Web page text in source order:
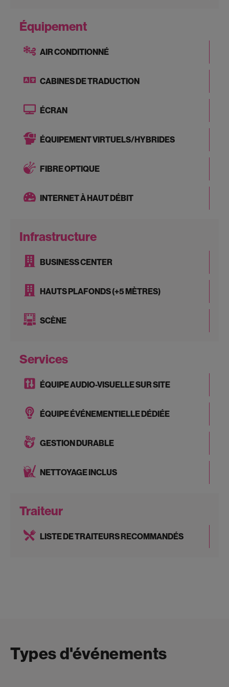
Équipement
AIR CONDITIONNÉ
CABINES DE TRADUCTION
ÉCRAN
ÉQUIPEMENT VIRTUELS/HYBRIDES
FIBRE OPTIQUE
INTERNET À HAUT DÉBIT
Infrastructure
BUSINESS CENTER
HAUTS PLAFONDS (+5 MÈTRES)
SCÈNE
Services
ÉQUIPE AUDIO-VISUELLE SUR SITE
ÉQUIPE ÉVÉNEMENTIELLE DÉDIÉE
GESTION DURABLE
NETTOYAGE INCLUS
Traiteur
LISTE DE TRAITEURS RECOMMANDÉS
Types d'événements